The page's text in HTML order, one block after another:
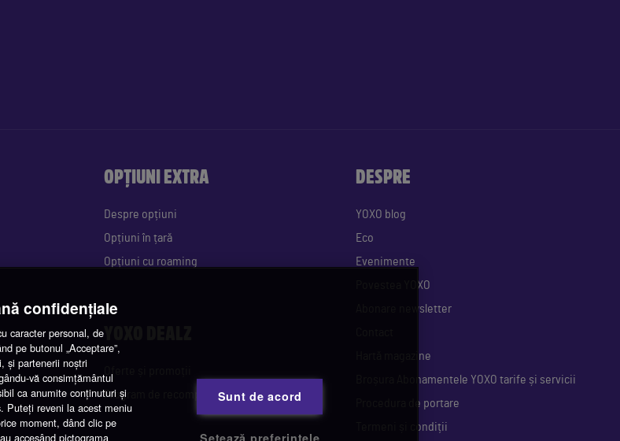
OPȚIUNI EXTRA
Despre opțiuni
Opțiuni în țară
Opțiuni cu roaming
Program de recompense
DESPRE
YOXO blog
Eco
Evenimente
Povestea YOXO
Abonare newsletter
Hartă magazine
Broșura Abonamentele YOXO tarife și servicii
Procedura de portare
Termeni și condiții
confidențiale
caracter personal, de
pe butonul „Acceptare”,
și partenerii noștri
vă consimțământul
ca anumite conținuturi și
Puteți reveni la acest meniu
moment, dând clic pe
accesând pictograma
Sunt de acord